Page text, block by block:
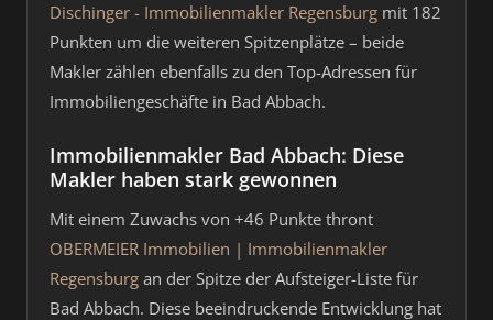
Dischinger - Immobilienmakler Regensburg mit 182
Punkten um die weiteren Spitzenplätze – beide
Makler zählen ebenfalls zu den Top-Adressen für
Immobiliengeschäfte in Bad Abbach.
Immobilienmakler Bad Abbach: Diese
Makler haben stark gewonnen
Mit einem Zuwachs von +46 Punkte thront
OBERMEIER Immobilien | Immobilienmakler
Regensburg an der Spitze der Aufsteiger-Liste für
Bad Abbach. Diese beeindruckende Entwicklung hat